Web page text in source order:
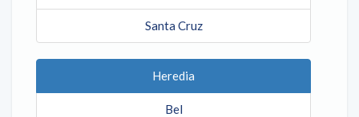
Santa Cruz
Heredia
Bel